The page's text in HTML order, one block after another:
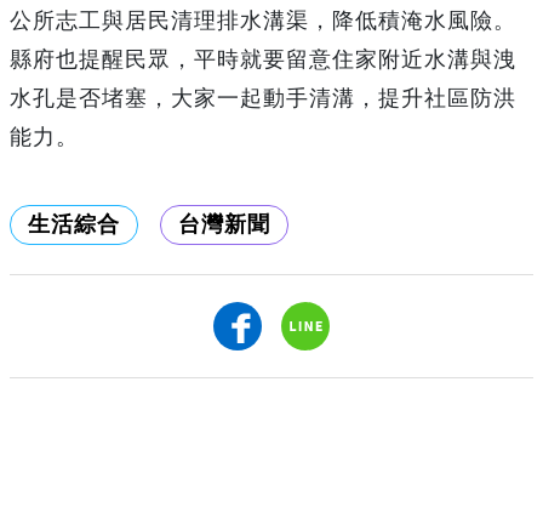
公所志工與居民清理排水溝渠，降低積淹水風險。
縣府也提醒民眾，平時就要留意住家附近水溝與洩
水孔是否堵塞，大家一起動手清溝，提升社區防洪
能力。
生活綜合 台灣新聞